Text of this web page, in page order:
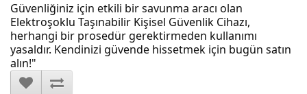
Güvenliğiniz için etkili bir savunma aracı olan
Elektroşoklu Taşınabilir Kişisel Güvenlik Cihazı,
herhangi bir prosedür gerektirmeden kullanımı
yasaldır. Kendinizi güvende hissetmek için bugün satın
alın!"